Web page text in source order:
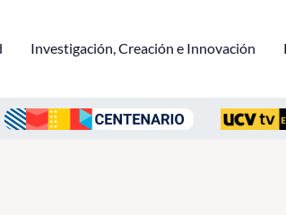
Investigación, Creación e Innovación